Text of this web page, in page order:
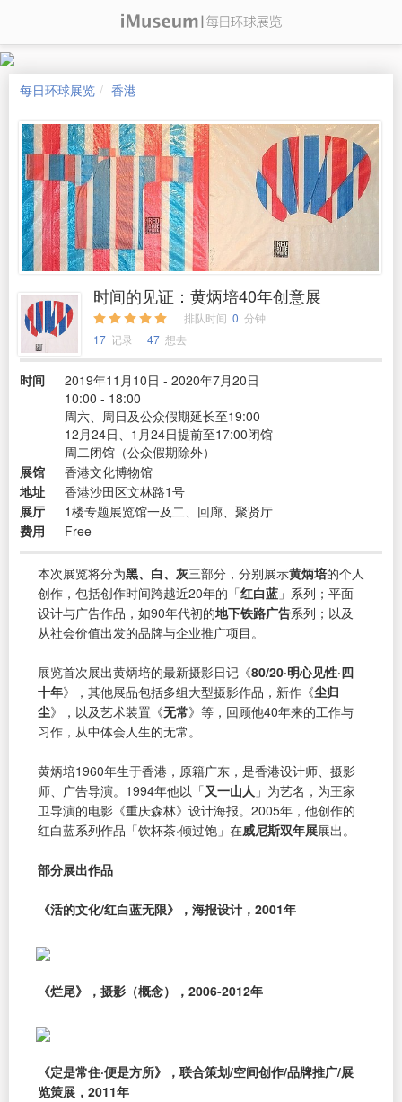
每日环球展览 香港
时间的见证：黄炳培40年创意展
排队时间 0 分钟
17 记录 47 想去
时间
2019年11月10日 - 2020年7月20日
10:00 - 18:00
周六、周日及公众假期延长至19:00
12月24日、1月24日提前至17:00闭馆
周二闭馆（公众假期除外）
展馆
香港文化博物馆
地址
香港沙田区文林路1号
展厅
1楼专题展览馆一及二、回廊、聚贤厅
费用
Free
本次展览将分为黑、白、灰三部分，分别展示黄炳培的个人
创作，包括创作时间跨越近20年的「红白蓝 」系列；平面
设计与广告作品，如90年代初的地下铁路广告系列；以及
从社会价值出发的品牌与企业推广项目。
展览首次展出黄炳培的最新摄影日记《80/20·明心见性·四
十年》，其他展品包括多组大型摄影作品，新作《尘归
尘》，以及艺术装置《无常》等，回顾他40年来的工作与
习作，从中体会人生的无常。
黄炳培1960年生于香港，原籍广东，是香港设计师、摄影
师、广告导演。1994年他以「又一山人 」为艺名，为王家
卫导演的电影《重庆森林》设计海报。2005年，他创作的
红白蓝系列作品「饮杯茶·倾过饱」在威尼斯双年展展出。
部分展出作品
《活的文化/红白蓝无限》，海报设计，2001年
《烂尾》，摄影（概念），2006-2012年
《定是常住·便是方所》，联合策划/空间创作/品牌推广/展
览策展，2011年